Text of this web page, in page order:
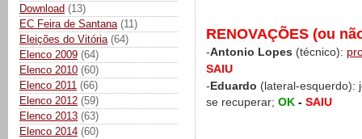
Download (13)
EC Feira de Santana (11)
Eleições do Vitória (64)
Elenco 2009 (64)
Elenco 2010 (60)
Elenco 2011 (66)
Elenco 2012 (59)
Elenco 2013 (63)
Elenco 2014 (60)
RENOVAÇÕES (ou
-Antonio Lopes (técnico):
SAIU
-Eduardo (lateral-esquerdo):
se recuperar; OK - SAIU